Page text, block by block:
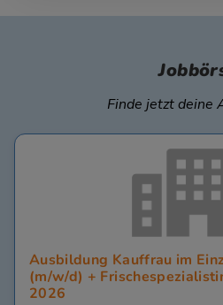
Finde jetzt deine
Ausbildung Kauffrau im
(m/w/d) +
2026